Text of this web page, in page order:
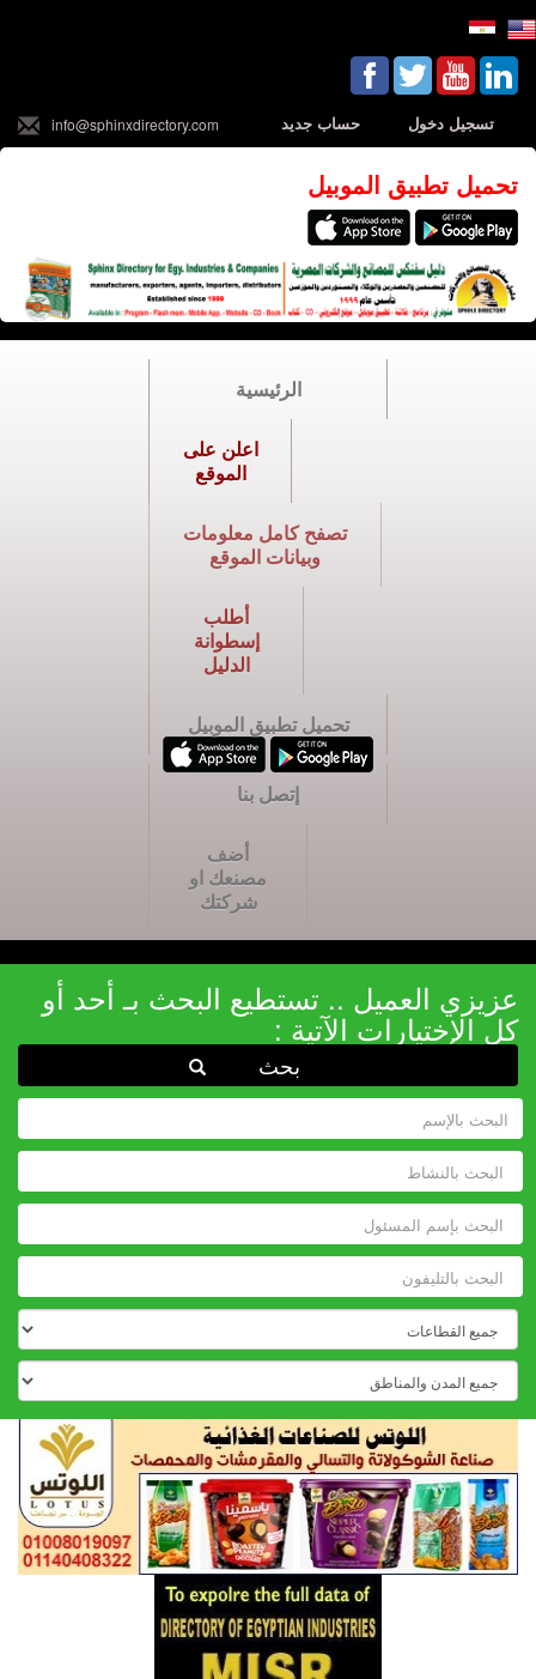
تسجيل دخول حساب جديد info@sphinxdirectory.com
تحميل تطبيق الموبيل
الرئيسية
اعلن على
الموقع
تصفح كامل معلومات
وبيانات الموقع
أطلب
إسطوانة
الدليل
تحميل تطبيق الموبيل
إتصل بنا
أضف
مصنعك او
شركتك
عزيزي العميل .. تستطيع البحث بـ أحد أو
كل الإختيارات الآتية :